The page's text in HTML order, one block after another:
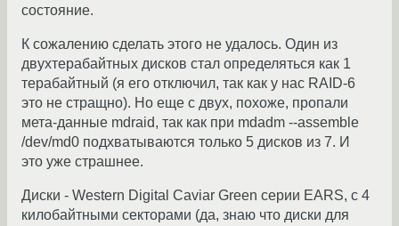
состояние.
К сожалению сделать этого не удалось. Один из
двухтерабайтных дисков стал определяться как 1
терабайтный (я его отключил, так как у нас RAID-6
это не стращно). Но еще с двух, похоже, пропали
мета-данные mdraid, так как при mdadm --assemble
/dev/md0 подхватываются только 5 дисков из 7. И
это уже страшнее.
Диски - Western Digital Caviar Green серии EARS, с 4
килобайтными секторами (да, знаю что диски для